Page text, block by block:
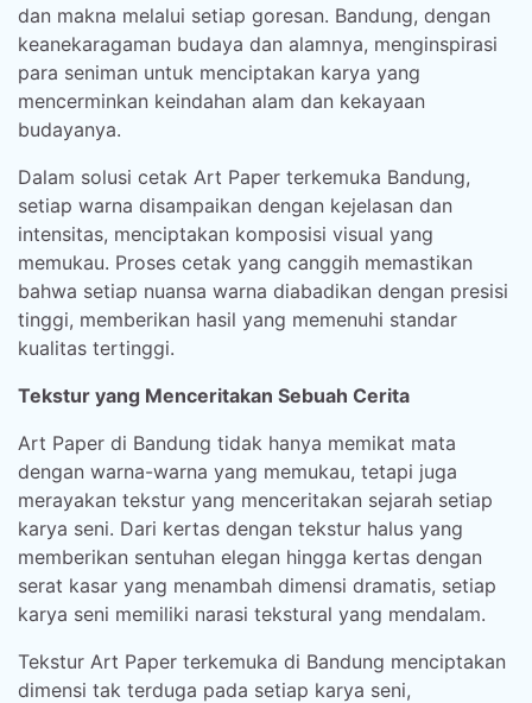
dan makna melalui setiap goresan. Bandung, dengan
keanekaragaman budaya dan alamnya, menginspirasi
para seniman untuk menciptakan karya yang
mencerminkan keindahan alam dan kekayaan
budayanya.
Dalam solusi cetak Art Paper terkemuka Bandung,
setiap warna disampaikan dengan kejelasan dan
intensitas, menciptakan komposisi visual yang
memukau. Proses cetak yang canggih memastikan
bahwa setiap nuansa warna diabadikan dengan presisi
tinggi, memberikan hasil yang memenuhi standar
kualitas tertinggi.
Tekstur yang Menceritakan Sebuah Cerita
Art Paper di Bandung tidak hanya memikat mata
dengan warna-warna yang memukau, tetapi juga
merayakan tekstur yang menceritakan sejarah setiap
karya seni. Dari kertas dengan tekstur halus yang
memberikan sentuhan elegan hingga kertas dengan
serat kasar yang menambah dimensi dramatis, setiap
karya seni memiliki narasi tekstural yang mendalam.
Tekstur Art Paper terkemuka di Bandung menciptakan
dimensi tak terduga pada setiap karya seni,